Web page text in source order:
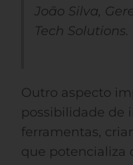
João Silva,
Tech Solutions.
Outro aspecto
possibilidade de
ferramentas,
que potencializa